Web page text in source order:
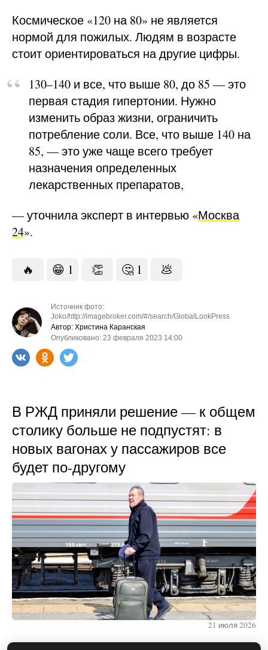
Космическое «120 на 80» не является
нормой для пожилых. Людям в возрасте
стоит ориентироваться на другие цифры.
130–140 и все, что выше 80, до 85 — это
первая стадия гипертонии. Нужно
изменить образ жизни, ограничить
потребление соли. Все, что выше 140 на
85, — это уже чаще всего требует
назначения определенных
лекарственных препаратов,
— уточнила эксперт в интервью «Москва
24».
🔥 😁 1 👏 🤔 1 💩
Источник фото:
Joko/http://imagebroker.com/#/search/GlobalLookPress
Автор: Христина Каранская
Опубликовано: 23 февраля 2023 14:00
В РЖД приняли решение — к общем
столику больше не подпустят: в
новых вагонах у пассажиров все
будет по-другому
21 июля 2026